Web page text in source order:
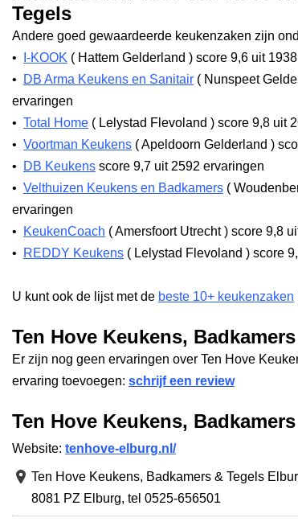
Tegels
Andere goed gewaardeerde keukenzaken zijn
•
I-KOOK ( Hattem Gelderland ) score 9,6 uit
•
DB Arma Keukens en Sanitair ( Nunspeet
ervaringen
• Total Home ( Lelystad Flevoland ) score 9,8 uit
• Voortman Keukens (Apeldoorn Gelderland )
•
DB Keukens score 9,7 uit 2592 ervaringen
• Velthuizen Keukens en Badkamers (
ervaringen
•
KeukenCoach (Amersfoort Utrecht) score 9,8
•
REDDY Keukens ( Lelystad Flevoland ) score
U kunt ook de lijst met de beste 10+ keukenzaken
Ten Hove Keukens,
Er zijn nog geen ervaringen over Ten Hove
ervaring toevoegen: schrijf een review
Ten Hove Keukens,
Website: tenhove-elburg.nl/
Ten Hove Keukens, Badkamers & Tegels
8081 PZ Elburg, tel 0525-656501